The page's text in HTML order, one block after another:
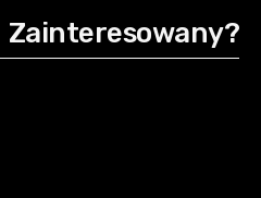
Zainteresowany?